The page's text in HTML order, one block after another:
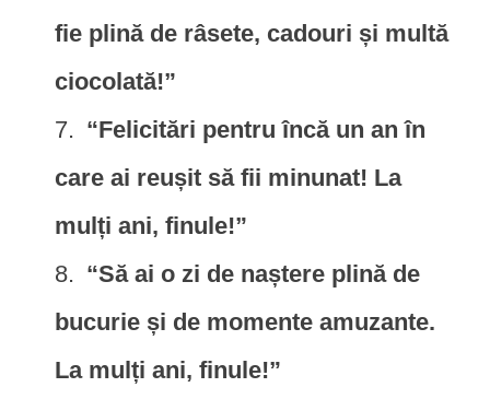
fie plină de râsete, cadouri și multă
ciocolată!”
“Felicitări pentru încă un an în
care ai reușit să fii minunat! La
mulți ani, finule!”
“Să ai o zi de naștere plină de
bucurie și de momente amuzante.
La mulți ani, finule!”